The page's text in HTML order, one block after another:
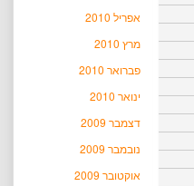
אפריל 2010
מרץ 2010
פברואר 2010
ינואר 2010
דצמבר 2009
נובמבר 2009
אוקטובר 2009